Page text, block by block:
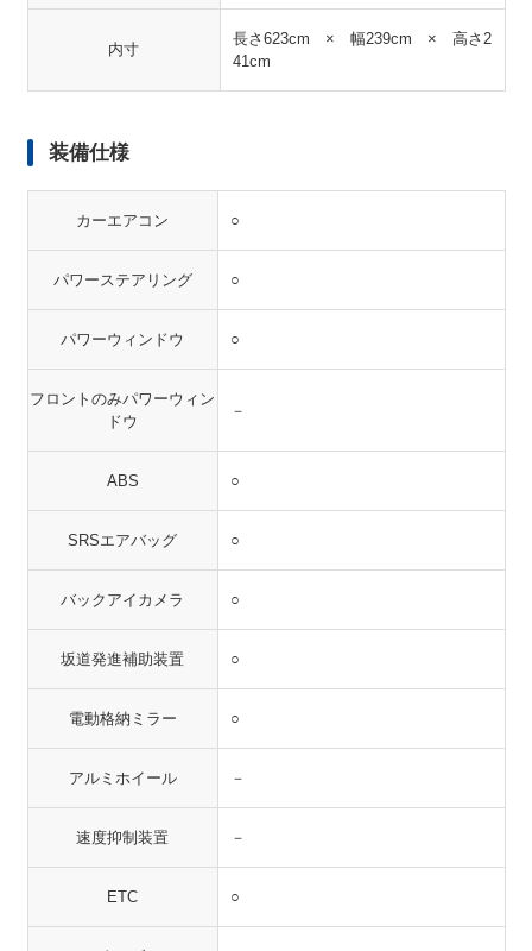
内寸
長さ623cm × 幅239cm × 高さ2
41cm
装備仕様
カーエアコン ○
パワーステアリング ○
パワーウィンドウ ○
フロントのみパワーウィン
ドウ
－
ABS ○
SRSエアバッグ ○
バックアイカメラ ○
坂道発進補助装置 ○
電動格納ミラー ○
アルミホイール －
速度抑制装置 －
ETC ○